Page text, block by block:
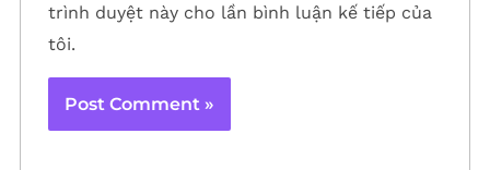
trình duyệt này cho lần bình luận kế tiếp của
tôi.